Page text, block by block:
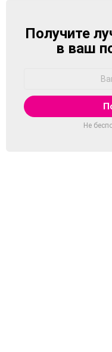
Получите
в ваш
Не